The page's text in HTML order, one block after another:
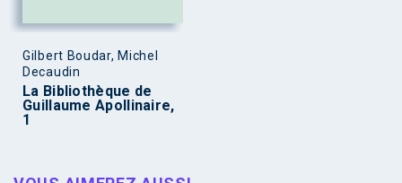
Gilbert Boudar, Michel
Decaudin
La Bibliothèque de
Guillaume Apollinaire,
1